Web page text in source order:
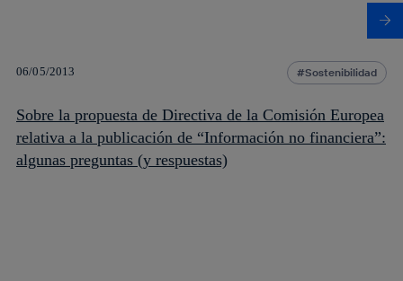
06/05/2013 Sostenibilidad
Sobre la propuesta de Directiva de la Comisión Europea
relativa a la publicación de “Información no financiera”:
algunas preguntas (y respuestas)